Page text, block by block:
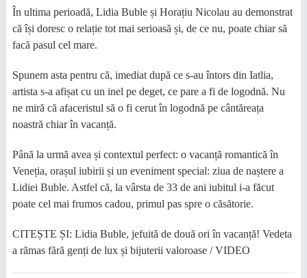
În ultima perioadă, Lidia Buble și Horațiu Nicolau au demonstrat
că își doresc o relație tot mai serioasă și, de ce nu, poate chiar să
facă pasul cel mare.
Spunem asta pentru că, imediat după ce s-au întors din Iatlia,
artista s-a afișat cu un inel pe deget, ce pare a fi de logodnă. Nu
ne miră că afaceristul să o fi cerut în logodnă pe cântăreața
noastră chiar în vacanță.
Până la urmă avea și contextul perfect: o vacanță romantică în
Veneția, orașul iubirii și un eveniment special: ziua de naștere a
Lidiei Buble. Astfel că, la vârsta de 33 de ani iubitul i-a făcut
poate cel mai frumos cadou, primul pas spre o căsătorie.
CITEȘTE ȘI: Lidia Buble, jefuită de două ori în vacanță! Vedeta
a rămas fără genți de lux și bijuterii valoroase / VIDEO